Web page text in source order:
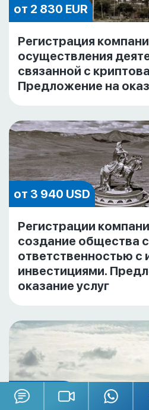
от 2 830 EUR
Регистрация
осуществления
связанной с
Предложение на
от 3 940 USD
Регистрации
создание общества
ответственностью с
инвестициями.
оказание услуг
5 685 EUR